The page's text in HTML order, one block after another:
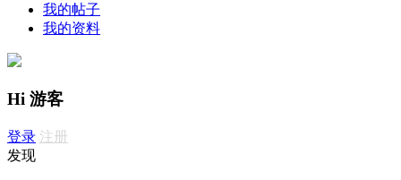
我的帖子
我的资料
Hi 游客
登录 注册
发现